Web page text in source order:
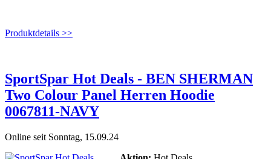
Produktdetails >>
SportSpar Hot Deals - BEN SHERMAN
Two Colour Panel Herren Hoodie
0067811-NAVY
Online seit Sonntag, 15.09.24